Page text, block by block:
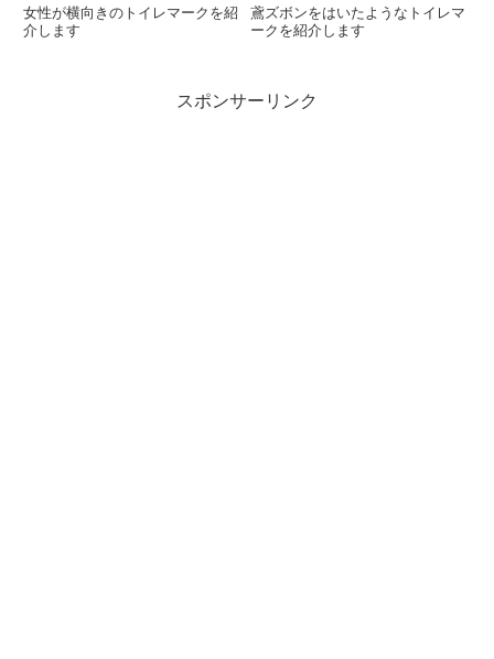
女性が横向きのトイレマークを紹
介します
鳶ズボンをはいたようなトイレマ
ークを紹介します
スポンサーリンク